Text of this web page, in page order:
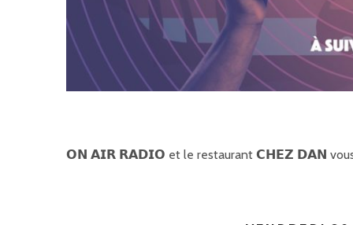
𝗢𝗡 𝗔𝗜𝗥 𝗥𝗔𝗗𝗜𝗢 et le restaurant 𝗖𝗛𝗘𝗭 𝗗𝗔𝗡 vous